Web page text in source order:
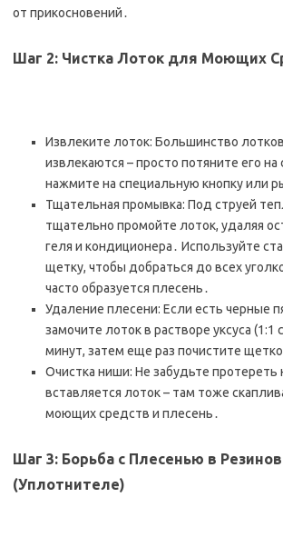
от прикосновений․
Шаг 2: Чистка Лоток для Моющих
Извлеките лоток: Большинство
извлекаются – просто потяните его на
нажмите на специальную кнопку или
Тщательная промывка: Под струей
тщательно промойте лоток, удаляя
геля и кондиционера․ Используйте
щетку, чтобы добраться до всех
часто образуется плесень․
Удаление плесени: Если есть черные
замочите лоток в растворе уксуса (1:1
минут, затем еще раз почистите
Очистка ниши: Не забудьте протереть
вставляется лоток – там тоже
моющих средств и плесень․
Шаг 3: Борьба с Плесенью в
(Уплотнителе)